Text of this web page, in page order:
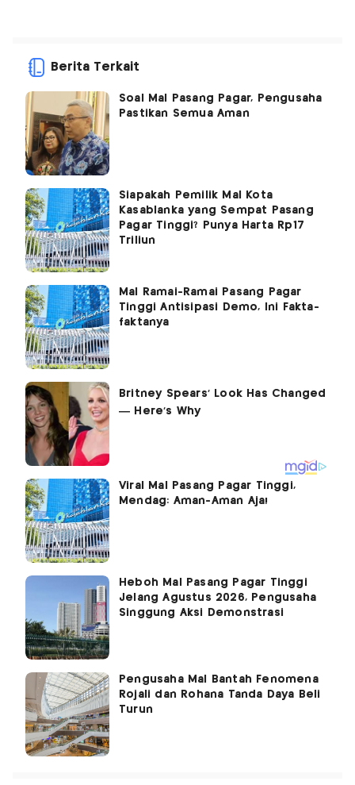
Berita Terkait
Soal Mal Pasang Pagar, Pengusaha
Pastikan Semua Aman
Siapakah Pemilik Mal Kota
Kasablanka yang Sempat Pasang
Pagar Tinggi? Punya Harta Rp17
Triliun
Mal Ramai-Ramai Pasang Pagar
Tinggi Antisipasi Demo, Ini Fakta-
faktanya
Viral Mal Pasang Pagar Tinggi,
Mendag: Aman-Aman Aja!
Heboh Mal Pasang Pagar Tinggi
Jelang Agustus 2026, Pengusaha
Singgung Aksi Demonstrasi
Pengusaha Mal Bantah Fenomena
Rojali dan Rohana Tanda Daya Beli
Turun